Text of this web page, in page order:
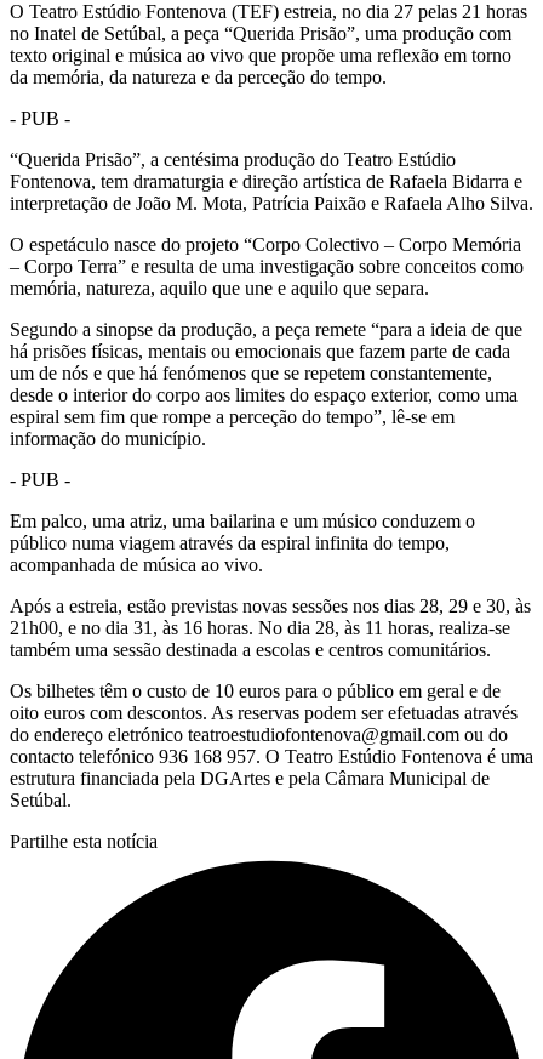
O Teatro Estúdio Fontenova (TEF) estreia, no dia 27 pelas 21 horas
no Inatel de Setúbal, a peça “Querida Prisão”, uma produção com
texto original e música ao vivo que propõe uma reflexão em torno
da memória, da natureza e da perceção do tempo.
- PUB -
“Querida Prisão”, a centésima produção do Teatro Estúdio
Fontenova, tem dramaturgia e direção artística de Rafaela Bidarra e
interpretação de João M. Mota, Patrícia Paixão e Rafaela Alho Silva.
O espetáculo nasce do projeto “Corpo Colectivo – Corpo Memória
– Corpo Terra” e resulta de uma investigação sobre conceitos como
memória, natureza, aquilo que une e aquilo que separa.
Segundo a sinopse da produção, a peça remete “para a ideia de que
há prisões físicas, mentais ou emocionais que fazem parte de cada
um de nós e que há fenómenos que se repetem constantemente,
desde o interior do corpo aos limites do espaço exterior, como uma
espiral sem fim que rompe a perceção do tempo”, lê-se em
informação do município.
- PUB -
Em palco, uma atriz, uma bailarina e um músico conduzem o
público numa viagem através da espiral infinita do tempo,
acompanhada de música ao vivo.
Após a estreia, estão previstas novas sessões nos dias 28, 29 e 30, às
21h00, e no dia 31, às 16 horas. No dia 28, às 11 horas, realiza-se
também uma sessão destinada a escolas e centros comunitários.
Os bilhetes têm o custo de 10 euros para o público em geral e de
oito euros com descontos. As reservas podem ser efetuadas através
do endereço eletrónico teatroestudiofontenova@gmail.com ou do
contacto telefónico 936 168 957. O Teatro Estúdio Fontenova é uma
estrutura financiada pela DGArtes e pela Câmara Municipal de
Setúbal.
Partilhe esta notícia